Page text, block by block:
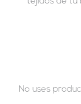
No uses